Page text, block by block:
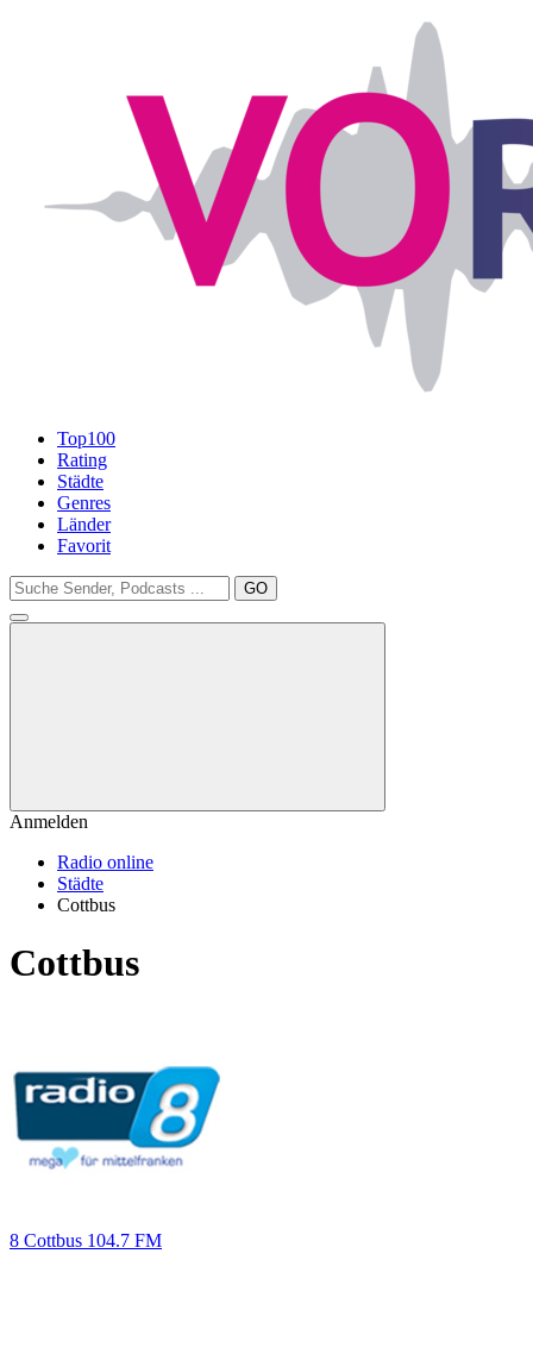
Top100
Rating
Städte
Genres
Länder
Favorit
GO
Anmelden
Radio online
Städte
Cottbus
Cottbus
8 Cottbus 104.7 FM